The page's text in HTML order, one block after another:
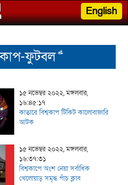
English
ফুটবল <<
১৫ নভেম্বর ২০২২, মঙ্গলবার,
১৬:৪৫:১৭
কাতারে বিশ্বকাপ টিকিট কালোবাজারি
আটক
১৫ নভেম্বর ২০২২, মঙ্গলবার,
১৬:৩৭:৩১
বিশ্বকাপে অংশ নেয়া সর্বাধিক
খেলোয়াড় সমৃদ্ধ পাঁচ ক্লাব